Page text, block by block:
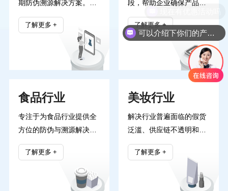
企业提升竞争力。
期防伪溯源解决方案。通
过AI智能识别与区块链技
术，我们实现从生产、物
流到终端销售的全程可追
溯，确保产品信息的真实
性与安全性。我们的解决
品，提升品牌形象和消费
了解更多
段，帮助企业确保产品的
真实性，防止假冒伪劣商
品的流通。公司致力于结
合物联网、大数据与区块
链等技术，打造可追溯、
可验证的防伪系统，助力
客户提升品牌价值，保障
消费者权益。
了解更多
食品行业
专注于为食品行业提供全
方位的防伪与溯源解决方
案。我们帮助企业实现产
品全链条的可追溯管理，
确保食品安全与质量可
了解更多
美妆行业
解决行业普遍面临的假货
泛滥、供应链不透明和消
费者信任缺失等痛点。通
过先进的区块链和物联网
技术，我们为品牌提供全
程可追溯的产品溯源系
了解更多
可以介绍下你们的产品么